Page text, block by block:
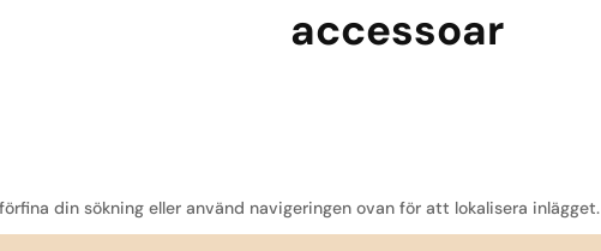
accessoar
din sökning eller använd navigeringen ovan för att lokalisera inlägget.